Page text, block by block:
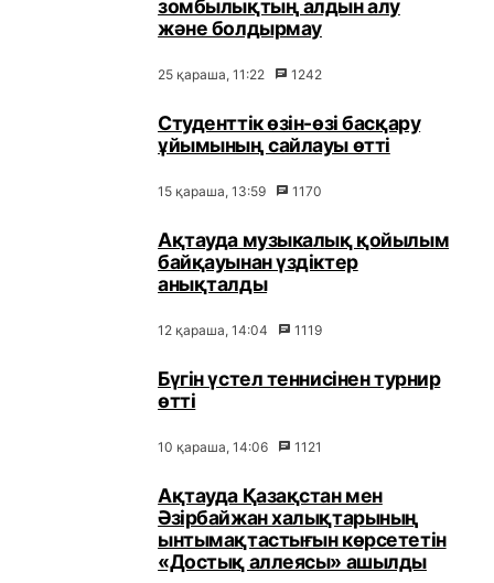
зомбылықтың алдын алу
және болдырмау
25 қараша, 11:22 1242
Студенттік өзін-өзі басқару
ұйымының сайлауы өтті
15 қараша, 13:59 1170
Ақтауда музыкалық қойылым
байқауынан үздіктер
анықталды
12 қараша, 14:04 1119
Бүгін үстел теннисінен турнир
өтті
10 қараша, 14:06 1121
Ақтауда Қазақстан мен
Әзірбайжан халықтарының
ынтымақтастығын көрсететін
«Достық аллеясы» ашылды